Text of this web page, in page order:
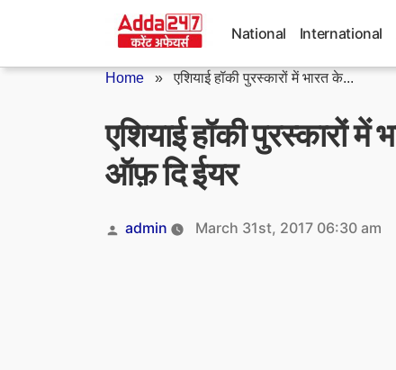
National International
Home »एशियाई हॉकी पुरस्कारों में भारत के...
एशियाई हॉकी पुरस्कारों
ऑफ़ दि ईयर
Posted
admin March 31st, 2017 06:30 am